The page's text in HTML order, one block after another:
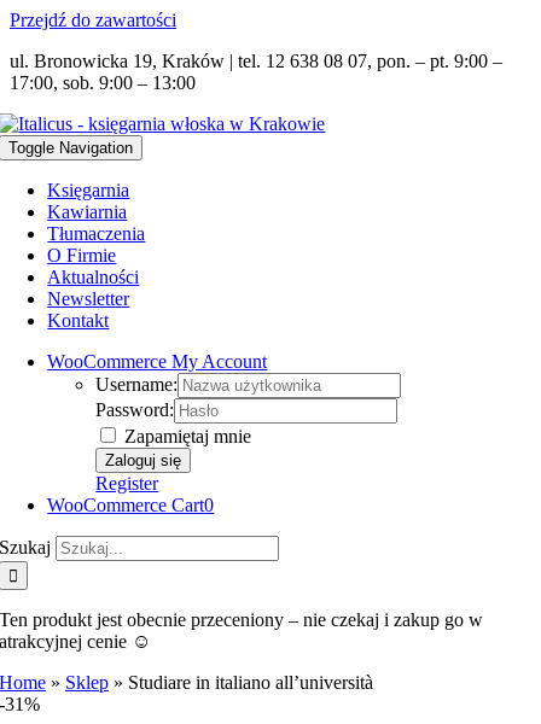
Przejdź do zawartości
ul. Bronowicka 19, Kraków | tel. 12 638 08 07, pon. – pt. 9:00 –
17:00, sob. 9:00 – 13:00
Toggle Navigation
Księgarnia
Kawiarnia
Tłumaczenia
O Firmie
Aktualności
Newsletter
Kontakt
WooCommerce My Account
Username:
Password:
Zapamiętaj mnie
Register
WooCommerce Cart0
Szukaj
Ten produkt jest obecnie przeceniony – nie czekaj i zakup go w
atrakcyjnej cenie ☺️
Home » Sklep » Studiare in italiano all’università
-31%